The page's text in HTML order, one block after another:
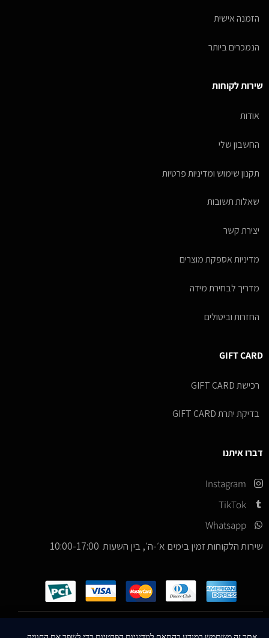
הזמנה אישית
הנמכרים ביותר
שירות לקוחות
אודות
החשבון שלי
תקנון שימוש ומדיניות פרטיות
שאלות תשובות
יצירת קשר
מדיניות אספקת מוצרים
מדריך לבחירת מידה
החזרות וביטולים
GIFT CARD
רכישת GIFT CARD
בדיקת יתרת GIFT CARD
דברו איתנו
Instagram
TikTok
Whatsapp
שירות הלקוחות זמין בימים א׳-ה׳, בין השעות 10:00-17:00